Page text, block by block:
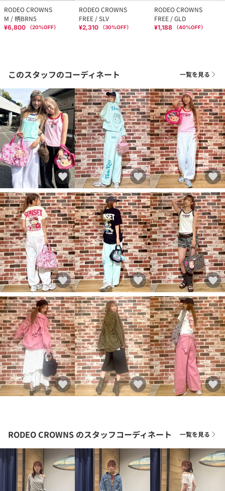
RODEO CROWNS
M / 柄BRN5
¥6,800 （20%OFF）
RODEO CROWNS
FREE / SLV
¥2,310 （30%OFF）
RODEO CROWNS
FREE / GLD
¥1,188 （40%OFF）
このスタッフのコーディネート 一覧を見る
RODEO CROWNS のスタッフコーディネート 一覧を見る